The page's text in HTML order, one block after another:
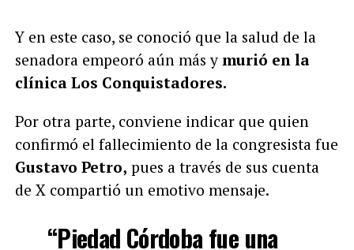
Y en este caso, se conoció que la salud de la
senadora empeoró aún más ymurió en la
clínica Los Conquistadores.
Por otra parte, conviene indicar que quien
confirmó el fallecimiento de la congresista fue
Gustavo Petro, pues a través de sus cuenta
de X compartió un emotivo mensaje.
“Piedad Córdoba fue una